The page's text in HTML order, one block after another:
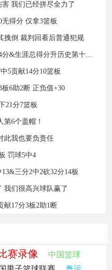
我们已经拼尽全力了
得分 仅拿3篮板
拽倒 裁判回看后普通犯规
教练教你打篮球！周鹏13中10砍24分&生涯总得分升历史第十三！
5贡献14分10篮板
6助2断 正负值+30
21分7篮板
6个盖帽！
此我也要负责任
罚球5中4
三分2中2砍32分14板
我们很高兴球队赢了
献17分3板2助1断
赛录像 中国篮球